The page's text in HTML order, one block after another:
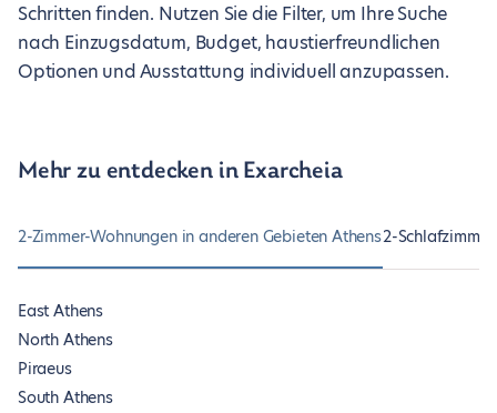
Schritten finden. Nutzen Sie die Filter, um Ihre Suche
nach Einzugsdatum, Budget, haustierfreundlichen
Optionen und Ausstattung individuell anzupassen.
Mehr zu entdecken in Exarcheia
2-Zimmer-Wohnungen in anderen Gebieten Athens2-
East Athens
North Athens
Piraeus
South Athens